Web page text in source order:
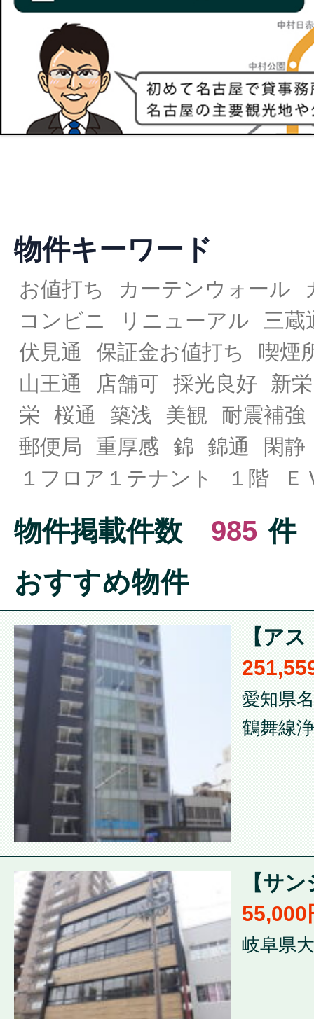
物件キーワード
お値打ち カーテンウォール
コンビニ
リニューアル
三蔵
伏見通
保証金お値打ち
喫煙
山王通
店舗可 採光良好
新栄
栄
桜通 築浅 美観
耐震補強
郵便局
重厚感 錦 錦通
閑静
１フロア１テナント
１階 Ｅ
物件掲載件数 985 件
おすすめ物件
【ア
愛知県
鶴舞線
【サ
55,000
岐阜県